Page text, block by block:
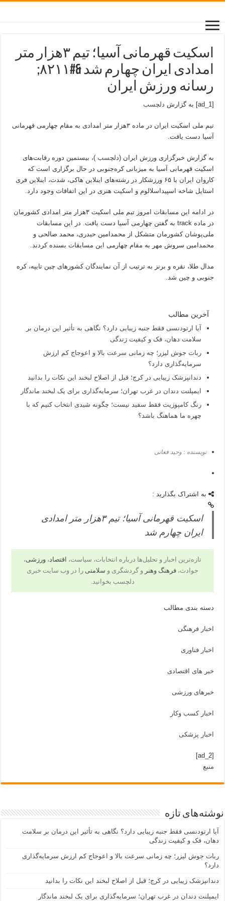
اسکیت قهرمانی آسیا؛ تیم ۳هزار متر
امدادی ایران چهارم شد &#۸۲۱۱;
رسانه ورزش ایران
دلچسب
تیم ملی اسکیت ایران در ماده ۳هزار متر امدادی به مقام چهارمی قهرمانی
آسیا دست یافت.
به گزارش خبرگزاری ورزش ایران (دلچسب)، بیستمین دوره رقابت‌های
اسکیت قهرمانی آسیا به میزبانی کره‌جنوبی در حال برگزاری است که
کاروان ایران با ۶۵ ورزشکار در رشته‌های اینلاین هاکی، شدت، اینلاین فری
استایل شاخه اسپیداسلالوم و اسکیت هنری در این اتفاقات وجود دارد.
در ادامه این مسابقات امروز تیم ملی اسکیت ۳هزار متر امدادی کشورمان
در ماده track به گفتن چهارمی آسیا دست یافت. در این مسابقات
ملی‌پوشان کشورمان متشکل از محمدامین حیدری، محمد صالحی و
محمدامین سروش مهر به مقام چهارمی این مسابقات بسنده کردند.
مدال طلا، نقره و برنز به ترتیب از آن نمایندگان کشورهای چین تایپه، کره
جنوبی و چین شد.
آخرین مطالب
آیا ارتودنسی فقط جنبه زیبایی دارد؟ نگاهی به تأثیر این درمان بر
سلامت دهان، فک و کیفیت زندگی
ربات جوش لیزر؛ چه زمانی سرعت بالا و اعوجاج کم ارزش
سرمایه‌گذاری دارد؟
دندانپزشک زیبایی در کرج؛ قبل از اصلاح لبخند این نکات را بدانید
ایمپلنت دندان در غرب تهران؛ سرمایه‌گذاری برای یک لبخند ماندگار
رنگ کامپوزیت فقط سفید نیست؛ چگونه شیدی انتخاب کنیم که با
چهره ما هماهنگ باشد؟
نویسنده : وحید فغانی
به اشتراک بگذارید :
اسکیت قهرمانی آسیا؛ تیم ۳هزار متر امدادی
ایران چهارم شد
تازه‌ترین اخبار و تحلیل‌ها درباره انتخابات، سیاست،اقتصاد،ورزشی،
حوادث،فرهنگ وهنرو گردشگری وسلامتیرا در وب سایت خبری
دلچسب بخوانید.
دسته بندی مطالب
اخبار فرهنگی
اخبار فناوری
خبر های اقتصادی
خبرهای ورزشی
اخبار کسب وکار
اخبار پزشکی
منبع
تازه
ارتودنسی فقط جنبه زیبایی دارد؟ نگاهی به تأثیر این درمان بر سلامت
فک و کیفیت زندگی
جوش لیزر؛ چه زمانی سرعت بالا و اعوجاج کم ارزش سرمایه‌گذاری
زیبایی در کرج؛ قبل از اصلاح لبخند این نکات را بدانید
دندان در غرب تهران؛ سرمایه‌گذاری برای یک لبخند ماندگار